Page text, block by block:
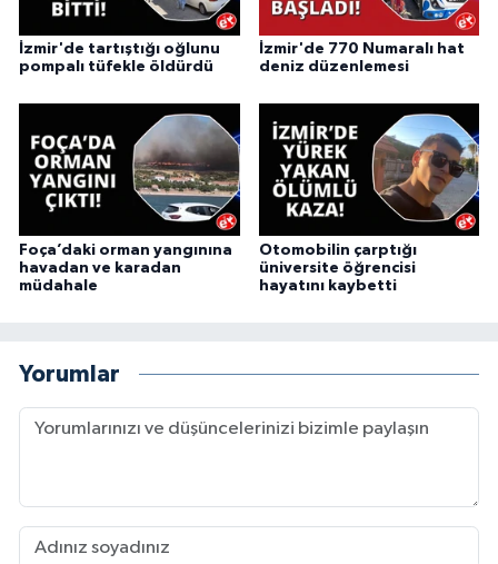
İzmir'de tartıştığı oğlunu
pompalı tüfekle öldürdü
İzmir'de 770 Numaralı hat
deniz düzenlemesi
Foça’daki orman yangınına
havadan ve karadan
müdahale
Otomobilin çarptığı
üniversite öğrencisi
hayatını kaybetti
Yorumlar